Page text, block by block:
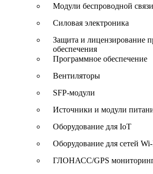
Модули беспроводной связи
Силовая электроника
Защита и лицензирование
обеспечения
Программное обеспечение
Вентиляторы
SFP-модули
Источники и модули
Оборудование для IoT
Оборудование для сетей
ГЛОНАСС/GPS